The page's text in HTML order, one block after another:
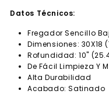
Datos Técnicos:
Fregador Sencillo
Dimensiones: 30X18
Rofundidad: 10"
De Fácil Limpieza Y
Alta Durabilidad
Acabado: Satinado